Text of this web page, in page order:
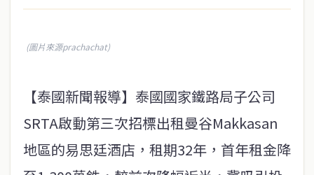
(圖片來源prachachat)
【泰國新聞報導】泰國國家鐵路局子公司
SRTA啟動第三次招標出租曼谷Makkasan
地區的易思廷酒店，租期32年，首年租金降